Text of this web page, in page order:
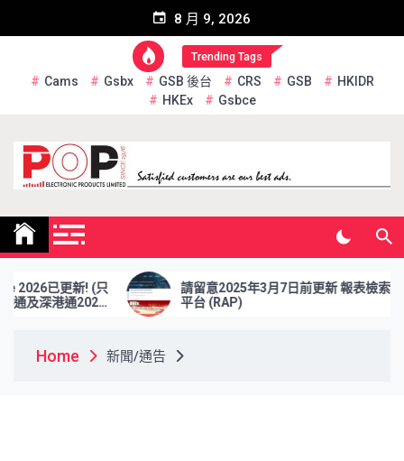
8 月 9, 2026
Trending Tags
Cams Gsbx GSB 後台 CRS GSB
HKIDR
HKEx
Gsbce
Pop Electronic Products
Limited
! (只
2026
請留意2025年3月7日前更新 報表檢索
平台 (RAP)
Home 新聞/通告